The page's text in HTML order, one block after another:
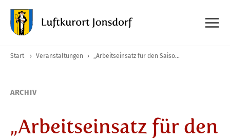
Start › Veranstaltungen › „Arbeitseinsatz für den Saisonstart“ im Gebirgsbad
ARCHIV
„Arbeitseinsatz für den